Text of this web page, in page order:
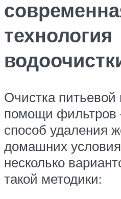
технология
Очистка
помощи фильтров
способ удаления
домашних
несколько
такой методики: